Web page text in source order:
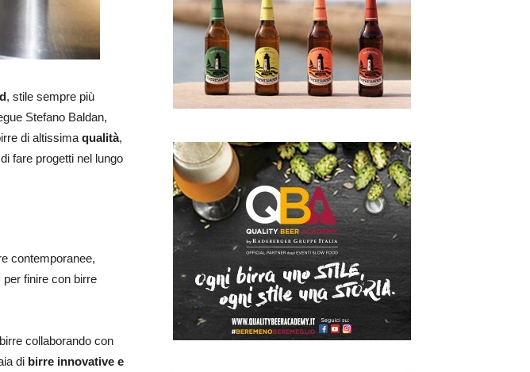
, stile sempre più
Stefano Baldan,
di altissima qualità,
fare progetti nel lungo
contemporanee,
per finire con birre
collaborando con
di birre innovative e